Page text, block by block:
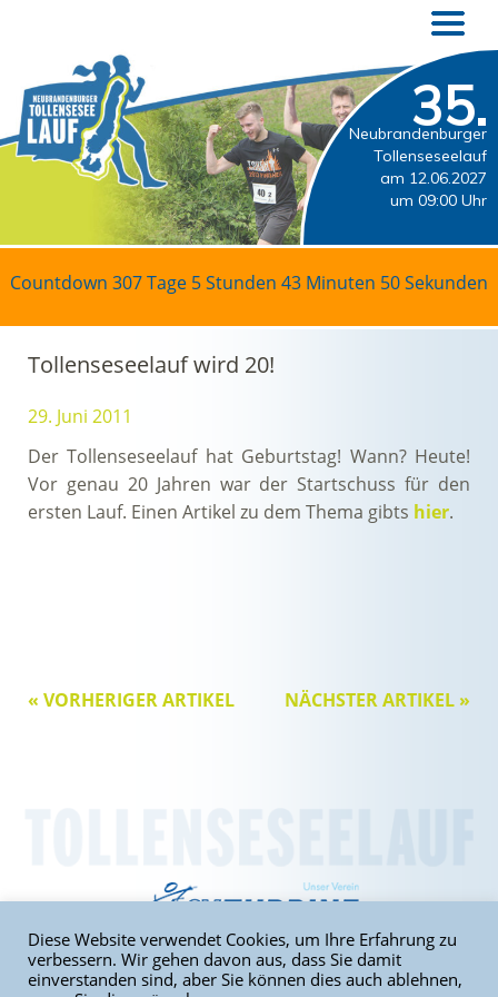
35.
Neubrandenburger
Tollenseseelauf
am 12.06.2027
um 09:00 Uhr
Countdown 307 Tage 5 Stunden 43 Minuten 50 Sekunden
Tollenseseelauf wird 20!
29. Juni 2011
Der Tollenseseelauf hat Geburtstag! Wann? Heute!
Vor genau 20 Jahren war der Startschuss für den
ersten Lauf. Einen Artikel zu dem Thema gibts hier.
NÄCHSTER ARTIKEL »
« VORHERIGER ARTIKEL
Diese Website verwendet Cookies, um Ihre Erfahrung zu
verbessern. Wir gehen davon aus, dass Sie damit
einverstanden sind, aber Sie können dies auch ablehnen,